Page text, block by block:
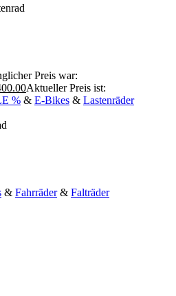
Preis war:
Aktueller Preis ist:
% & E-Bikes & Lastenräder
& Fahrräder& Falträder